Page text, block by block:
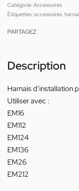
Catégorie: Accessoires
Étiquettes: accessoires,
PARTAGEZ
Description
Harnais d’installation
Utiliser avec :
EM16
EM112
EM124
EM136
EM26
EM212